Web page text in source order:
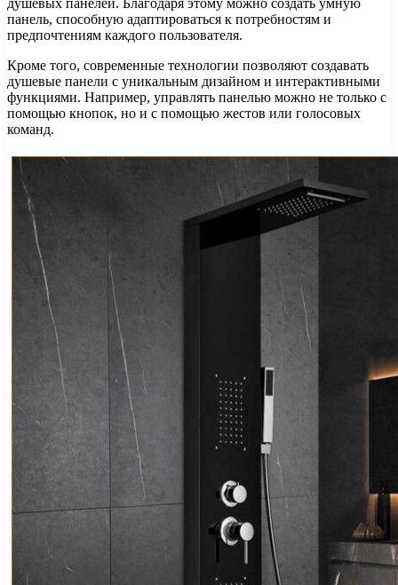
душевых панелей. Благодаря этому можно создать умную
панель, способную адаптироваться к потребностям и
предпочтениям каждого пользователя.
Кроме того, современные технологии позволяют создавать
душевые панели с уникальным дизайном и интерактивными
функциями. Например, управлять панелью можно не только с
помощью кнопок, но и с помощью жестов или голосовых
команд.